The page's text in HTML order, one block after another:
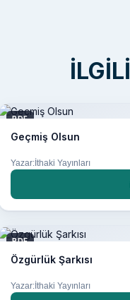
PDF
Geçmiş Olsun
Yazar:İthaki Yayınları
PDF
Özgürlük Şarkısı
Yazar:İthaki Yayınları